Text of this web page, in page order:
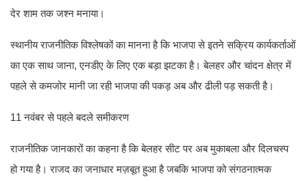
देर शाम तक जश्न मनाया।
स्थानीय राजनीतिक विश्लेषकों का मानना है कि भाजपा से इतने सक्रिय कार्यकर्ताओं
का एक साथ जाना, एनडीए के लिए एक बड़ा झटका है। बेलहर और चांदन क्षेत्र में
पहले से कमजोर मानी जा रही भाजपा की पकड़ अब और ढीली पड़ सकती है।
11 नवंबर से पहले बदले समीकरण
राजनीतिक जानकारों का कहना है कि बेलहर सीट पर अब मुकाबला और दिलचस्प
हो गया है। राजद का जनाधार मज़बूत हुआ है जबकि भाजपा को संगठनात्मक